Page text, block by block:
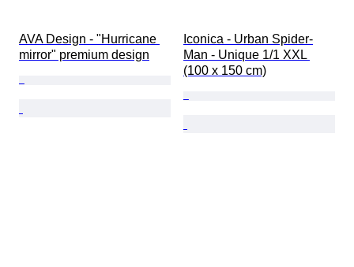
AVA Design - "Hurricane
mirror" premium design
Iconica - Urban Spider-
Man - Unique 1/1 XXL
(100 x 150 cm)